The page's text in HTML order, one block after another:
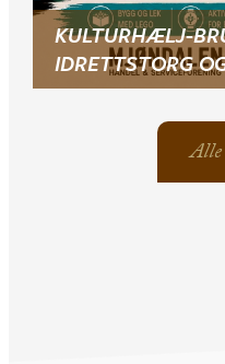
KULTURHÆLJ-
IDRETTSTORG